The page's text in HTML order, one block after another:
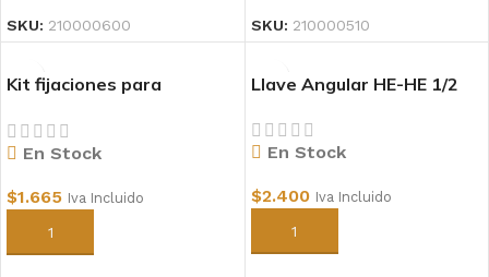
SKU: 210000600 SKU: 210000510
Kit fijaciones para
En Stock
$1.665 Iva Incluido
Añadir al carrito
Llave Angular HE-HE 1/2
En Stock
$2.400 Iva Incluido
Añadir al carrito